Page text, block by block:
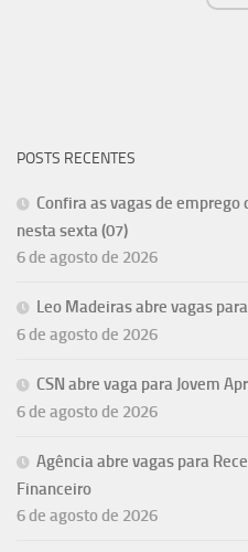
POSTS RECENTES
Confira as vagas de
nesta sexta (07)
6 de agosto de 2026
Leo Madeiras abre vagas
6 de agosto de 2026
CSN abre vaga para Jovem
6 de agosto de 2026
Agência abre vagas para
Financeiro
6 de agosto de 2026